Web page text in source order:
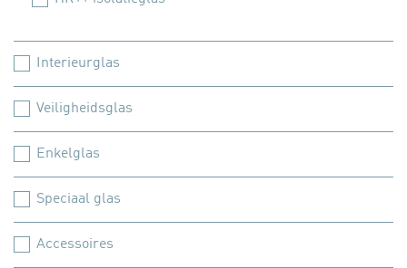
Interieurglas
Veiligheidsglas
Enkelglas
Speciaal glas
Accessoires